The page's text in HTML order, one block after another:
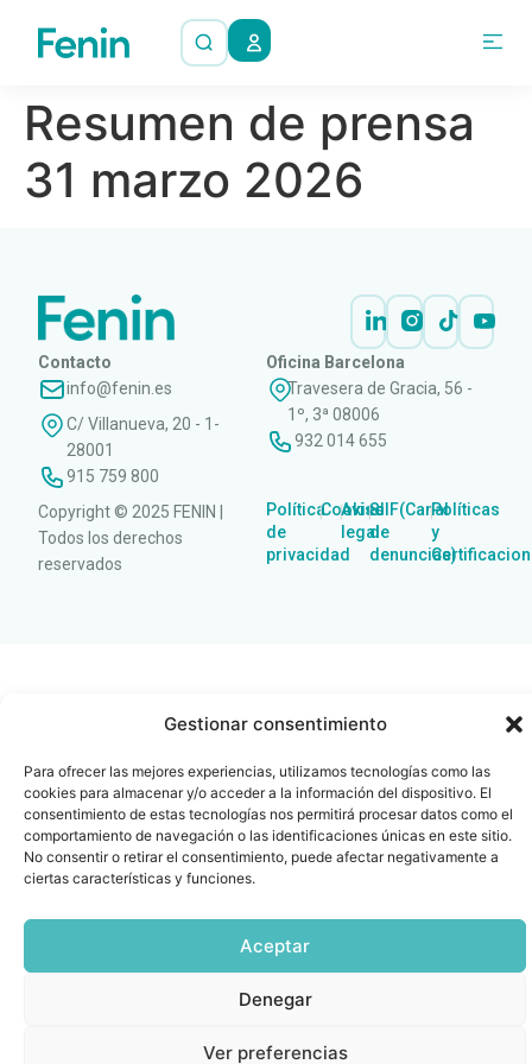
Gestionar consentimiento
Para ofrecer las mejores experiencias, utilizamos tecnologías como las
cookies para almacenar y/o acceder a la información del dispositivo. El
consentimiento de estas tecnologías nos permitirá procesar datos como el
comportamiento de navegación o las identificaciones únicas en este sitio.
No consentir o retirar el consentimiento, puede afectar negativamente a
ciertas características y funciones.
Aceptar
Denegar
Ver preferencias
Resumen de prensa
31 marzo 2026
Contacto
info@fenin.es
C/ Villanueva, 20 - 1-
28001
915 759 800
Oficina Barcelona
Travesera de Gracia, 56 -
1º, 3ª 08006
932 014 655
Copyright © 2025 FENIN |
Todos los derechos
reservados
Política
de
privacidad
|Cookies
|Aviso
legal
|SIIF(Canal
de
denuncias)
|Políticas
y